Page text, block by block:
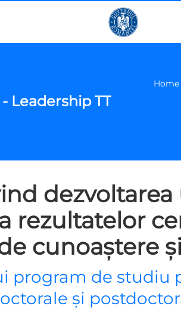
- Leadership TT
Home
rezultatelor
cunoaștere
program de
și